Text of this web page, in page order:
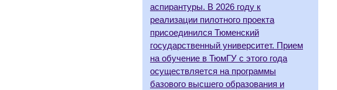
аспирантуры. В 2026 году к
реализации пилотного проекта
присоединился Тюменский
государственный университет. Прием
на обучение в ТюмГУ с этого года
осуществляется на программы
базового высшего образования и